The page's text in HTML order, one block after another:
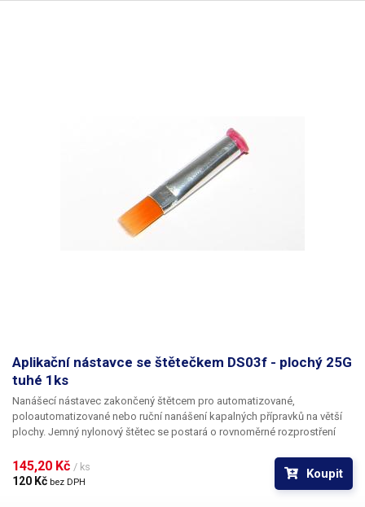
Aplikační nástavce se štětečkem DS03f - plochý 25G
tuhé 1ks
Nanášecí nástavec zakončený štětcem pro automatizované,
poloautomatizované nebo ruční nanášení kapalných přípravků na větší
plochy. Jemný nylonový štětec se postará o rovnoměrné rozprostření
Nabízíme nástavce se dvěma tuhostmi štětce; pro hrubší povrchy a
hustší kapaliny je vhodnější štětec s tužšími a silnějšími vlákny; proto
jsou všechny dispenzní nástavce vyrobeny ve dvou provedeních
145,20 Kč / ks
120 Kč bez DPH
Koupit